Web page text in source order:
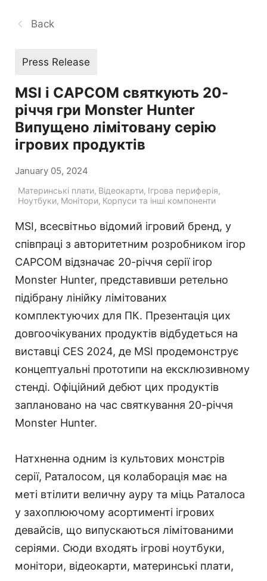
Back
Press Release
MSI і CAPCOM святкують 20-
річчя гри Monster Hunter
Випущено лімітовану серію
ігрових продуктів
January 05, 2024
Материнські плати, Відеокарти, Ігрова периферія,
Ноутбуки, Монітори, Корпуси та інші компоненти
MSI, всесвітньо відомий ігровий бренд, у
співпраці з авторитетним розробником ігор
CAPCOM відзначає 20-річчя серії ігор
Monster Hunter, представивши ретельно
підібрану лінійку лімітованих
комплектуючих для ПК. Презентація цих
довгоочікуваних продуктів відбудеться на
виставці CES 2024, де MSI продемонструє
концептуальні прототипи на ексклюзивному
стенді. Офіційний дебют цих продуктів
заплановано на час святкування 20-річчя
Monster Hunter.
Натхненна одним із культових монстрів
серії, Раталосом, ця колаборація має на
меті втілити величну ауру та міць Раталоса
у захоплюючому асортименті ігрових
девайсів, що випускаються лімітованими
серіями. Сюди входять ігрові ноутбуки,
монітори, відеокарти, материнські плати,